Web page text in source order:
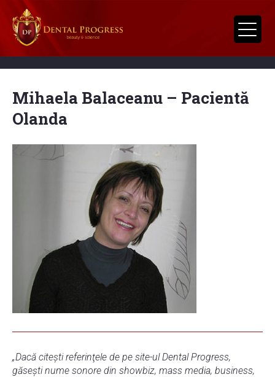
Mihaela Balaceanu – Pacientă
Olanda
„Dacă citești referinţele de pe site-ul Dental Progress,
găsești nume sonore din showbiz, mass media, business,